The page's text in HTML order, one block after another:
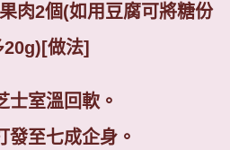
肉2個(如用豆腐可將糖份
20g)[做法]
士室溫回軟。
發至七成企身。